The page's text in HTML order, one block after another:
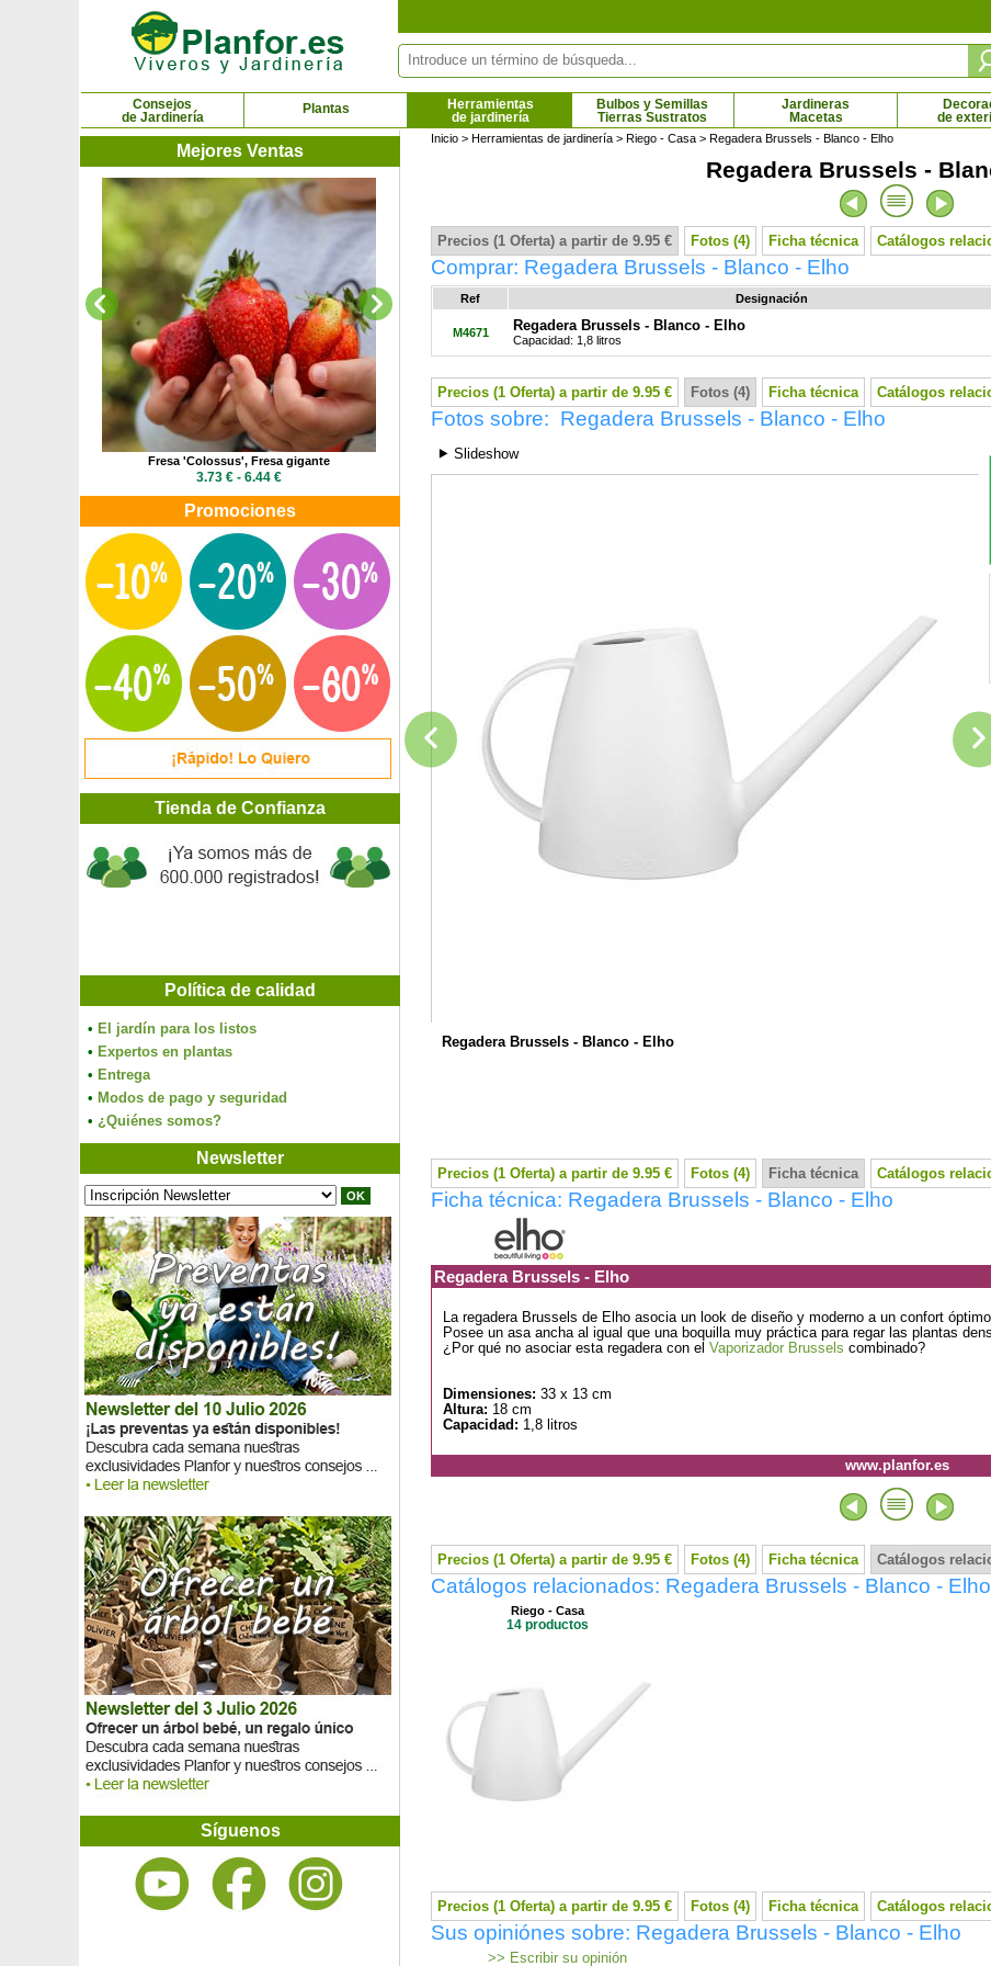
Consejos
de Jardinería
Plantas
Herramientas
de jardinería
Bulbos y Semillas
Tierras Sustratos
Jardineras
Macetas
de
Mejores Ventas
Fresa 'Colossus', Fresa gigante
3.73 € - 6.44 €
Fresas 'Pineberry', Fresa blanca-Piña
Promociones
Tienda de Confianza
Política de calidad
• El jardín para los listos
• Expertos en plantas
• Entrega
• Modos de pago y seguridad
• ¿Quiénes somos?
Newsletter
Síguenos
Inicio > Herramientas de jardinería > Riego - Casa > Regadera Brussels - Blanco - Elho
Regadera Brussels -
Precios (1 Oferta) a partir de 9.95 € Fotos (4) Ficha técnica Catálogos
Comprar: Regadera Brussels - Blanco - Elho
Ref Designación
M4671 Regadera Brussels - Blanco - Elho
Capacidad: 1,8 litros
Precios (1 Oferta) a partir de 9.95 € Fotos (4) Ficha técnica Catálogos
Fotos sobre: Regadera Brussels - Blanco - Elho
⯈ Slideshow
Regadera Brussels - Blanco - Elho
Precios (1 Oferta) a partir de 9.95 € Fotos (4) Ficha técnica Catálogos
Ficha técnica: Regadera Brussels - Blanco - Elho
Regadera Brussels - Elho
La regadera Brussels de Elho asocia un look de diseño y moderno a un confort
Posee un asa ancha al igual que una boquilla muy práctica para regar las plantas
¿Por qué no asociar esta regadera con el Vaporizador Brussels combinado?
Dimensiones: 33 x 13 cm
Altura: 18 cm
Capacidad: 1,8 litros
www.planfor.es
Precios (1 Oferta) a partir de 9.95 € Fotos (4) Ficha técnica Catálogos
Catálogos relacionados: Regadera Brussels - Blanco - Elho
Riego - Casa
14 productos
Precios (1 Oferta) a partir de 9.95 € Fotos (4) Ficha técnica Catálogos
Sus opiniónes sobre: Regadera Brussels - Blanco - Elho
>> Escribir su opinión
Panel de gestión de cookies